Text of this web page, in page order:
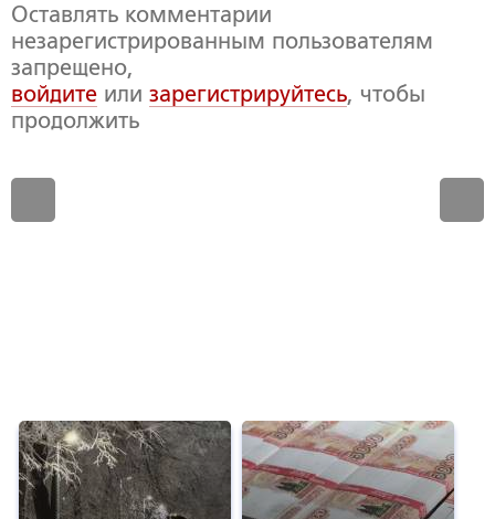
Оставлять комментарии
незарегистрированным пользователям
запрещено,
войдите или зарегистрируйтесь, чтобы
продолжить